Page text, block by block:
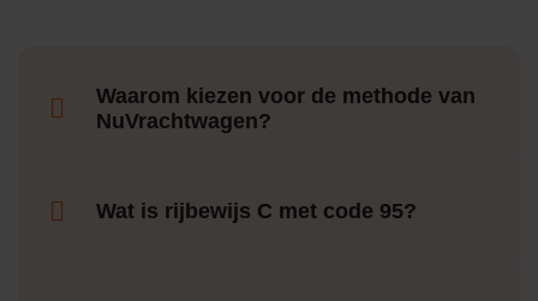
Waarom kiezen voor de methode van
NuVrachtwagen?
Wat is rijbewijs C met code 95?